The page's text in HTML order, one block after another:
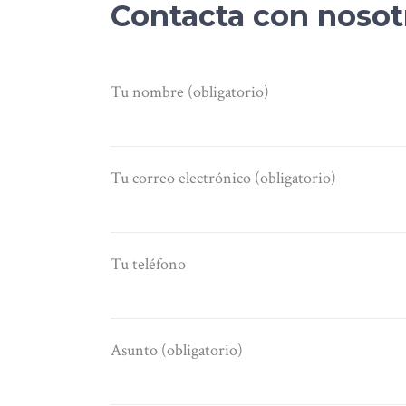
Contacta con
Tu nombre (obligatorio)
Tu correo electrónico (obligatorio)
Tu teléfono
Asunto (obligatorio)